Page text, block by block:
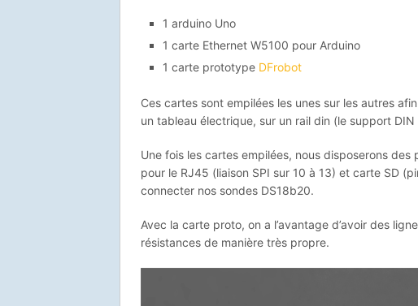
1 arduino Uno
1 carte Ethernet W5100 pour Arduino
1 carte prototype DFrobot
Ces cartes sont empilées les unes sur les autres
un tableau électrique, sur un rail din (le support DIN
Une fois les cartes empilées, nous disposerons
pour le RJ45 (liaison SPI sur 10 à 13) et carte SD
connecter nos sondes DS18b20.
Avec la carte proto, on a l’avantage d’avoir des
résistances de manière très propre.